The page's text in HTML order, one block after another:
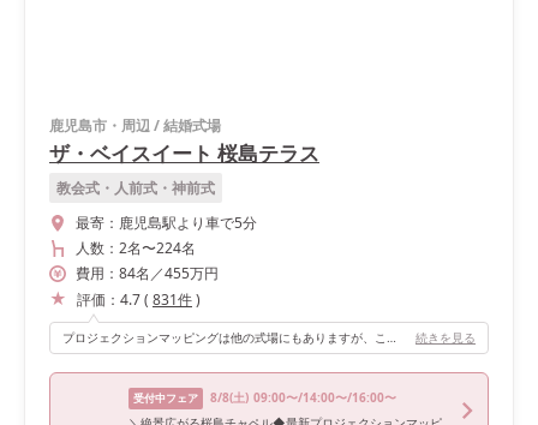
鹿児島市・周辺/結婚式場
ザ・ベイスイート 桜島テラス
教会式・人前式・神前式
最寄： 鹿児島駅より車で5分
人数： 2名〜224名
費用： 84名 ／455万円
評価： 4.7( 831件)
プロジェクションマッピングは他の式場にもありますが、ここのものは今までに見たことのないくらいの迫力で、初めて見たときは鳥肌が立つくらいクオリティが高くて感動しました。 また、自分たちだけのオリジナルマッピングを作れると言うのも他の式場にはないおすすめポイントです！ 会場・演出・料理と、全てとても気に入っています！ 続きを見る
受付中フェア 8/8(土) 09:00〜/14:00〜/16:00〜